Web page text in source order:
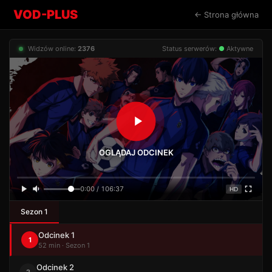
VOD-PLUS ← Strona główna
Widzów online: 2376 Status serwerów: ● Aktywne
OGLĄDAJ ODCINEK
0:00 / 106:37 HD
Sezon 1
1 Odcinek 1
52 min · Sezon 1
Odcinek 2